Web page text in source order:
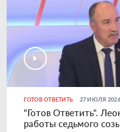
ГОТОВ ОТВЕТИТЬ 27 ИЮЛЯ 2026
"Готов Ответить".
работы седьмого